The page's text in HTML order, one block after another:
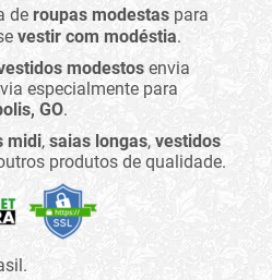
de roupas modestas para
vestir com modéstia.
modestos envia
especialmente para
GO.
midi, saias longas, vestidos
produtos de qualidade.